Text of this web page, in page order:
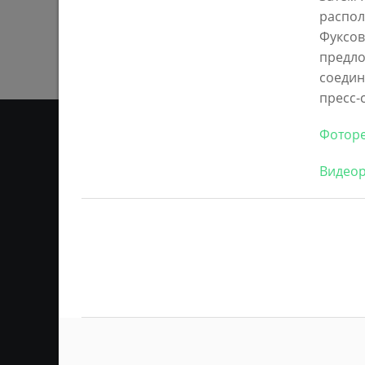
ОТ
сети Интернет или на
ретрансляции